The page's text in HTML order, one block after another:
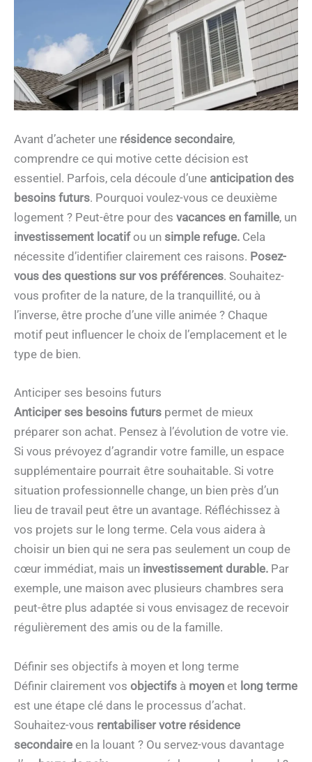
Avant d’acheter une résidence secondaire,
comprendre ce qui motive cette décision est
essentiel. Parfois, cela découle d’une anticipation des
besoins futurs. Pourquoi voulez-vous ce deuxième
logement ? Peut-être pour des vacances en famille, un
investissement locatifou un simple refuge. Cela
nécessite d’identifier clairement ces raisons. Posez-
vous des questions sur vos préférences. Souhaitez-
vous profiter de la nature, de la tranquillité, ou à
l’inverse, être proche d’une ville animée ? Chaque
motif peut influencer le choix de l’emplacement et le
type de bien.
Anticiper ses besoins futurs
Anticiper ses besoins futurs permet de mieux
préparer son achat. Pensez à l’évolution de votre vie.
Si vous prévoyez d’agrandir votre famille, un espace
supplémentaire pourrait être souhaitable. Si votre
situation professionnelle change, un bien près d’un
lieu de travail peut être un avantage. Réfléchissez à
vos projets sur le long terme. Cela vous aidera à
choisir un bien qui ne sera pas seulement un coup de
cœur immédiat, mais un investissement durable. Par
exemple, une maison avec plusieurs chambres sera
peut-être plus adaptée si vous envisagez de recevoir
régulièrement des amis ou de la famille.
Définir ses objectifs à moyen et long terme
Définir clairement vos objectifs à moyen et long terme
est une étape clé dans le processus d’achat.
Souhaitez-vous rentabiliser votre résidence
secondaire en la louant ? Ou servez-vous davantage